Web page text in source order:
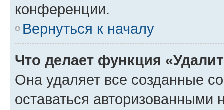
конференции.
Вернуться к началу
Что делает функция
Она удаляет все созданные
оставаться авторизованными